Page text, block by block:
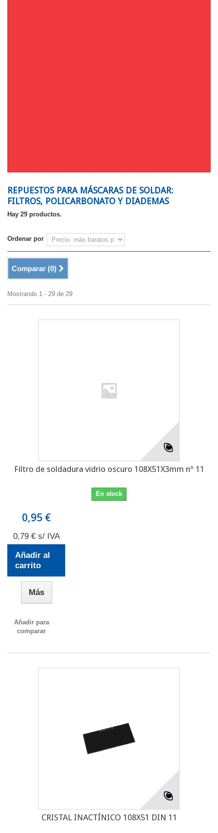
REPUESTOS PARA MÁSCARAS DE SOLDAR:
FILTROS, POLICARBONATO Y DIADEMAS
Hay 29 productos.
Ordenar por
Comparar (0)
Mostrando 1 - 29 de 29
Filtro de soldadura vidrio oscuro 108X51X3mm nº 11
En stock
0,95 €
0,79 € s/ IVA
Añadir al
carrito
Más
Añadir para
comparar
CRISTAL INACTÍNICO 108X51 DIN 11